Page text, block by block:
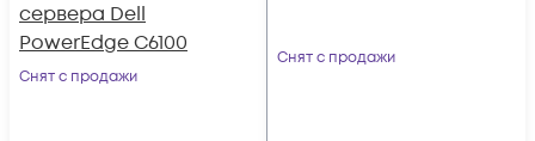
сервера Dell
PowerEdge C6100
Снят с продажи
Снят с продажи